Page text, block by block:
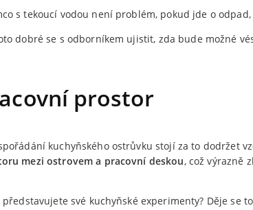
s tekoucí vodou není problém, pokud jde o
dobré se s odborníkem ujistit, zda bude možné
prostor
kuchyňského ostrůvku stojí za to dodržet
mezi ostrovem a pracovní deskou, což výrazně
představujete své kuchyňské experimenty? Děje